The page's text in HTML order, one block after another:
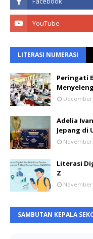
LITERASI NUMERASI
Peringati
December
Adelia
Jepang di
November
Literasi
Z
November
SAMBUTAN KEPALA